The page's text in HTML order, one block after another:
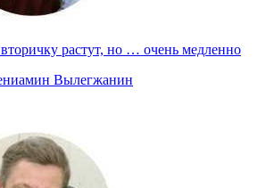
растут, но … очень медленно
Вылегжанин